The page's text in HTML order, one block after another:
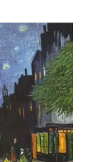
precios:
desde
220€
hasta
369€